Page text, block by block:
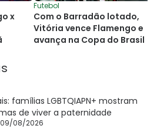
x
Futebol
Com o Barradão lotado,
Vitória vence Flamengo e
avança na Copa do Brasil
famílias LGBTQIAPN+ mostram
de viver a paternidade
09/08/2026